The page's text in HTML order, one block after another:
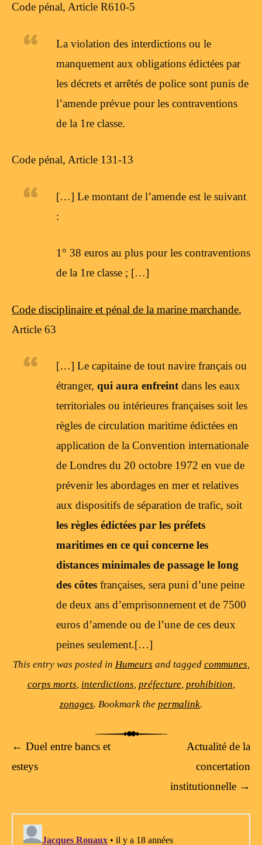
Code pénal, Article R610-5
La violation des interdictions ou le
manquement aux obligations édictées par
les décrets et arrêtés de police sont punis de
l’amende prévue pour les contraventions
de la 1re classe.
Code pénal, Article 131-13
[…] Le montant de l’amende est le suivant
:
1° 38 euros au plus pour les contraventions
de la 1re classe ; […]
Code disciplinaire et pénal de la marine marchande,
Article 63
[…] Le capitaine de tout navire français ou
étranger, qui aura enfreint dans les eaux
territoriales ou intérieures françaises soit les
règles de circulation maritime édictées en
application de la Convention internationale
de Londres du 20 octobre 1972 en vue de
prévenir les abordages en mer et relatives
aux dispositifs de séparation de trafic, soit
les règles édictées par les préfets
maritimes en ce qui concerne les
distances minimales de passage le long
des côtes françaises, sera puni d’une peine
de deux ans d’emprisonnement et de 7500
euros d’amende ou de l’une de ces deux
peines seulement.[…]
This entry was posted in Humeurs and tagged communes,
corps morts, interdictions, préfecture, prohibition,
zonages. Bookmark the permalink.
Post navigation
← Duel entre bancs et
esteys
Actualité de la
concertation
institutionnelle →